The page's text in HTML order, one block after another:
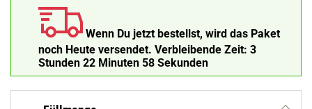
Wenn Du jetzt bestellst, wird das Paket
noch Heute versendet. Verbleibende Zeit: 3
Stunden 22 Minuten 57 Sekunden